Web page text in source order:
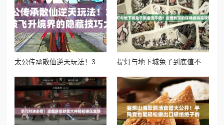
提灯与地下城兔子到底值不值？血赚到哭的保姆级购买攻略！